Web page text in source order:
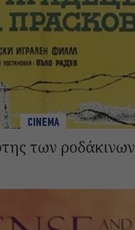
CINEMA
των ροδάκινων